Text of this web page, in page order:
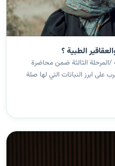
الطبية ؟
/المرحلة الثالثة ضمن محاضرة
ابرز النباتات التي لها صلة